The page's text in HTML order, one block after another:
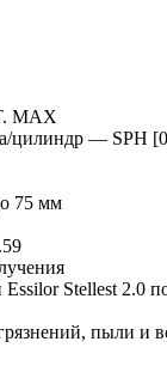
MAX
цилиндр — SPH
75 мм
Stellest 2.0
пыли и